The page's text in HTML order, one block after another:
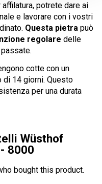
potrete dare ai
e lavorare con i vostri
Questa pietra può
regolare delle
cotte con un
14 giorni. Questo
per una durata
Wüsthof
8000
bought this product.